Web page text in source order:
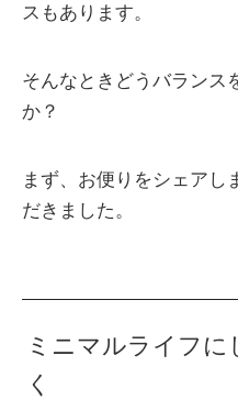
スもあります。
そんなときどうバランス
か？
まず、お便りをシェアし
だきました。
ミニマルライフ
く